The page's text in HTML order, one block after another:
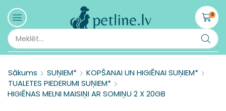
0
Sākums SUŅIEM*
KOPŠANAI UN HIGIĒNAI SUŅIEM*
TUALETES PIEDERUMI SUŅIEM*
HIGIĒNAS MELNI MAISIŅI AR SOMIŅU 2 X 20GB